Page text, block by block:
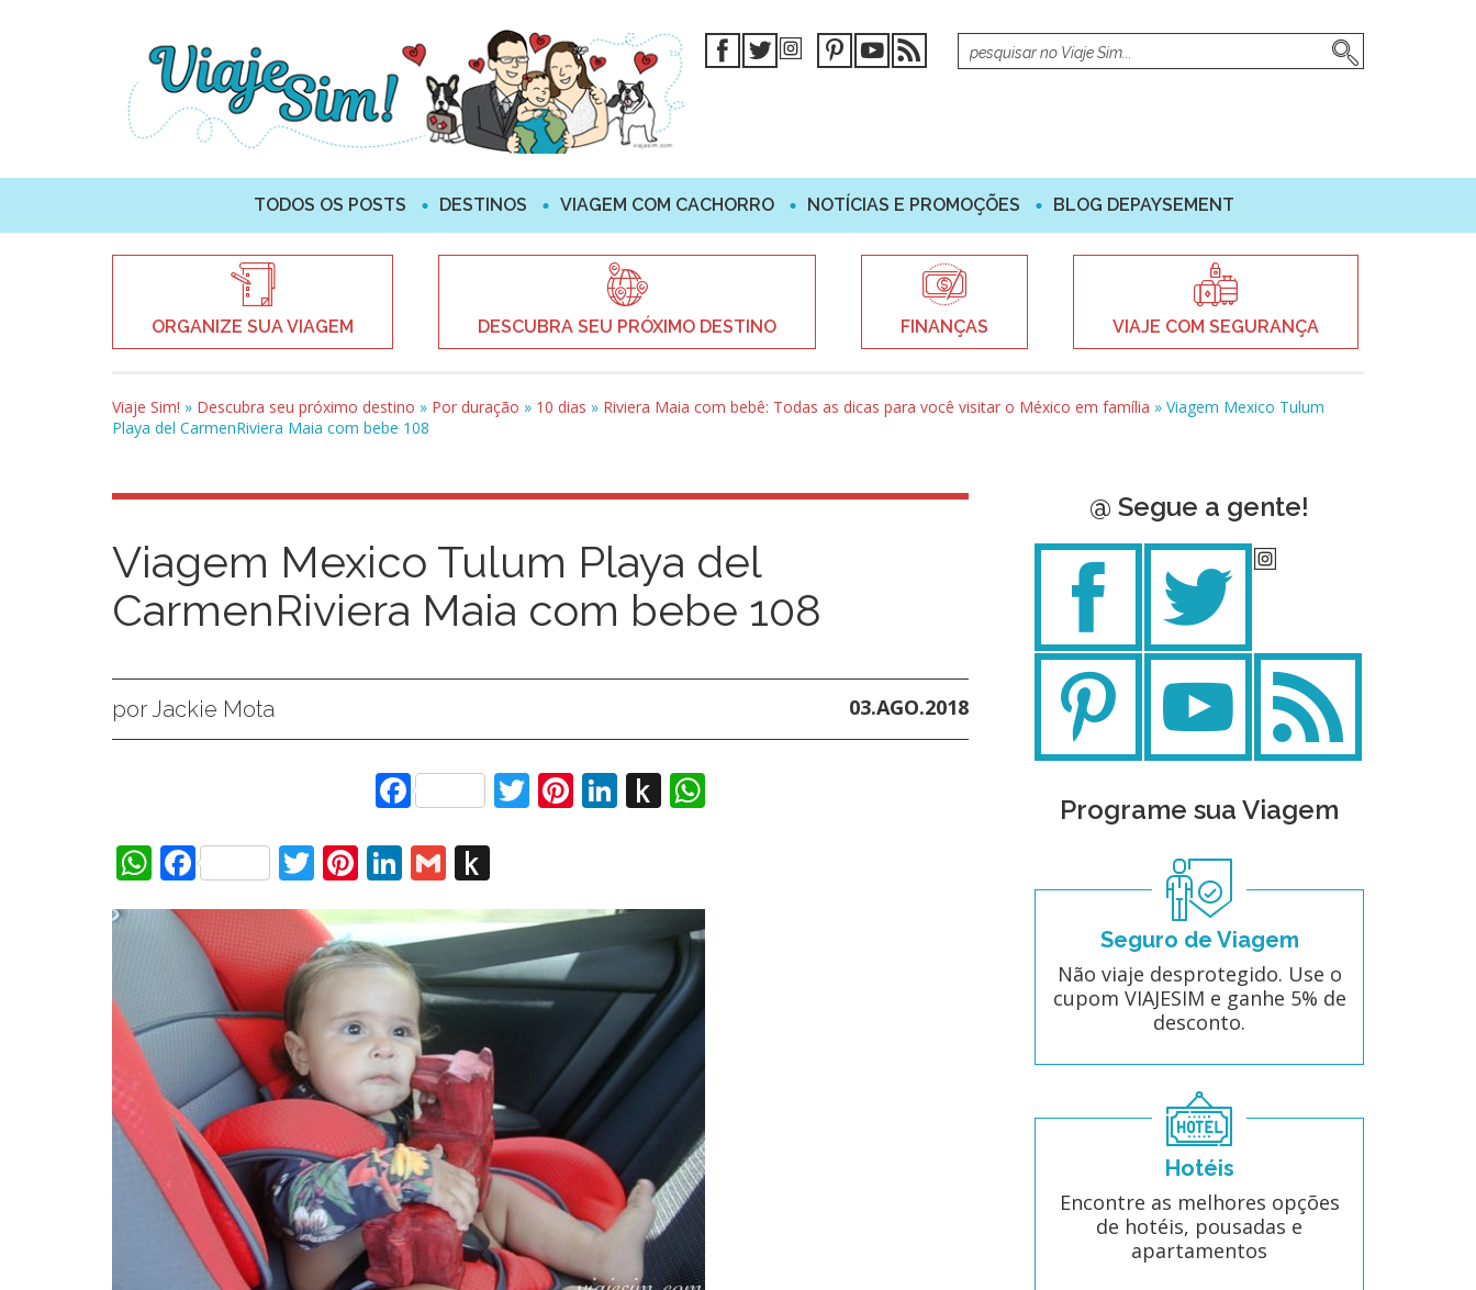
TODOS OS POSTS DESTINOS VIAGEM COM CACHORRO NOTÍCIAS E PROMOÇÕES BLOG DEPAYSEMENT
ORGANIZE SUA VIAGEM DESCUBRA SEU PRÓXIMO DESTINO FINANÇAS VIAJE COM SEGURANÇA
Viaje Sim! » Descubra seu próximo destino » Por duração » 10 dias » Riviera Maia com bebê: Todas as dicas para você visitar o México em família » Viagem Mexico Tulum
Playa del CarmenRiviera Maia com bebe 108
Viagem Mexico Tulum Playa del
CarmenRiviera Maia com bebe 108
por Jackie Mota 03.AGO.2018
FacebookTwitter
Pinterest
LinkedIn
Push
WhatsApp
FacebookTwitter
Pinterest
LinkedIn
Gmail
to
Kindle
@ Segue a gente!
Programe sua Viagem
Seguro de Viagem
Não viaje desprotegido. Use o
cupom VIAJESIM e ganhe 5% de
desconto.
Hotéis
Encontre as melhores opções
de hotéis, pousadas e
apartamentos